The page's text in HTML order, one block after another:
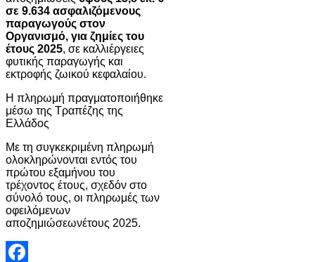
σε 9.634 ασφαλιζόμενους
παραγωγούς στον
Οργανισμό, για ζημίες του
έτους 2025, σε καλλιέργειες
φυτικής παραγωγής και
εκτροφής ζωικού κεφαλαίου.
Η πληρωμή πραγματοποιήθηκε
μέσω της Τραπέζης της
Ελλάδος
Mε τη συγκεκριμένη πληρωμή
ολοκληρώνονται εντός του
πρώτου εξαμήνου του
τρέχοντος έτους, σχεδόν στο
σύνολό τους, οι πληρωμές των
οφειλόμενων
αποζημιώσεωνέτους 2025.